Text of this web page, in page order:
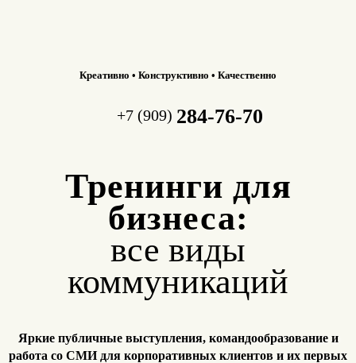
Креативно • Конструктивно • Качественно
+7 (909) 284-76-70
Тренинги для
бизнеса:
все виды
коммуникаций
Яркие публичные выступления, командообразование и
работа со СМИ для корпоративных клиентов и их первых